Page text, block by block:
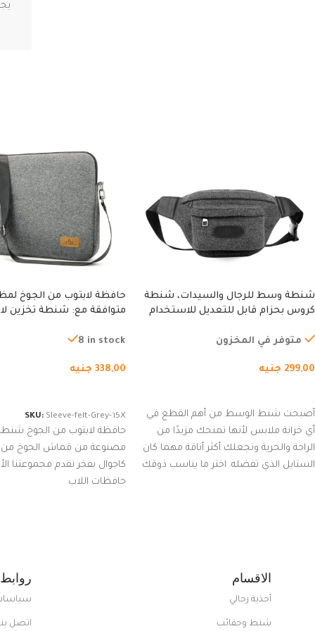
شنطة وسط للرجال والسيدات، شنطة
كروس بحزام قابل للتعديل للاستخدام
المشي لمسافات طويلة، وركوب
متوفر في المخزون
299,00 جنيه
أصبحت شنط الوسط من أهم القطع في
أي خزانة ملابس لأنها تمنحك مزيدًا من
الراحة والحرية وتجعلك أكثر أناقة مهما كان
الستايل الذي تفضله. اختر ما يناسب ذوقك
حافظة لابتوب من الجوخ
متوافقة مع: شنطة تخزين
من الجوخ لجهاز نوت بوك
8 in stock
338,00 جنيه
SKU: Sleeve-felt-Grey-15X
حافظة لابتوب من الجوخ
مصنوعة من قماش الجوخ
كاجوال بفخر نقدم مجموعتنا
حافظات اللاب
الاقسام
أحذية رجالي
شنط وحقائب اتصل